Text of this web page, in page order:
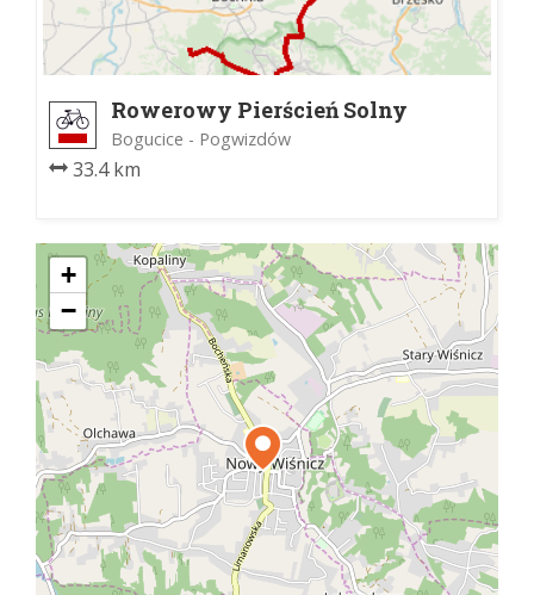
Rowerowy Pierścień Solny
„Salina Cracoviensis”
Bogucice - Pogwizdów
33.4 km
+
−